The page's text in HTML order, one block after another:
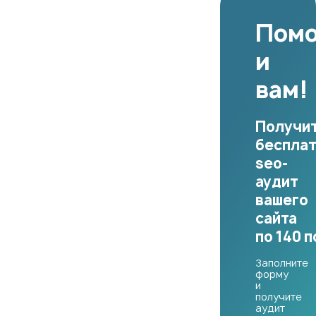
и
вам!
seo-
аудит
вашего
сайта
по 140
Заполните
форму
и
получите
аудит